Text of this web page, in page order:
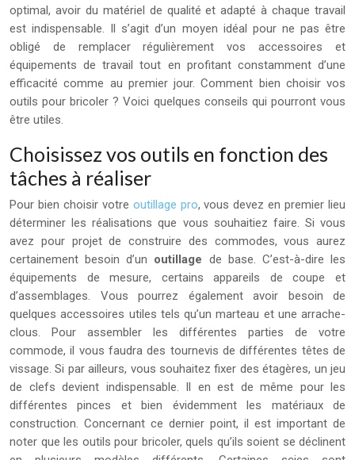
optimal, avoir du matériel de qualité et adapté à chaque travail
est indispensable. Il s’agit d’un moyen idéal pour ne pas être
obligé de remplacer régulièrement vos accessoires et
équipements de travail tout en profitant constamment d’une
efficacité comme au premier jour. Comment bien choisir vos
outils pour bricoler ? Voici quelques conseils qui pourront vous
être utiles.
Choisissez vos outils en fonction des
tâches à réaliser
Pour bien choisir votre outillage pro, vous devez en premier lieu
déterminer les réalisations que vous souhaitiez faire. Si vous
avez pour projet de construire des commodes, vous aurez
certainement besoin d’un outillage de base. C’est-à-dire les
équipements de mesure, certains appareils de coupe et
d’assemblages. Vous pourrez également avoir besoin de
quelques accessoires utiles tels qu’un marteau et une arrache-
clous. Pour assembler les différentes parties de votre
commode, il vous faudra des tournevis de différentes têtes de
vissage. Si par ailleurs, vous souhaitez fixer des étagères, un jeu
de clefs devient indispensable. Il en est de même pour les
différentes pinces et bien évidemment les matériaux de
construction. Concernant ce dernier point, il est important de
noter que les outils pour bricoler, quels qu’ils soient se déclinent